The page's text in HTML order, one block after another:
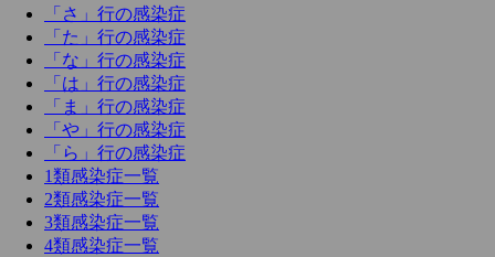
「さ」行の感染症
「た」行の感染症
「な」行の感染症
「は」行の感染症
「ま」行の感染症
「や」行の感染症
「ら」行の感染症
1類感染症一覧
2類感染症一覧
3類感染症一覧
4類感染症一覧